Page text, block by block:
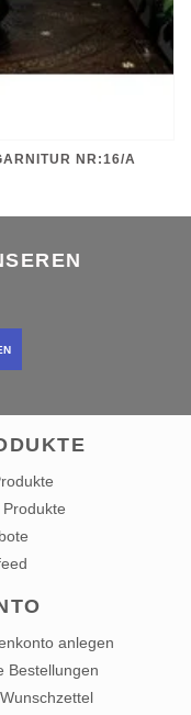
NR:16/A
Produkte
anlegen
Bestellungen